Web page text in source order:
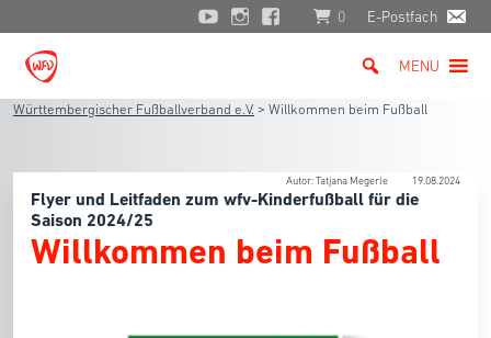
0 E-Postfach
MENU
Württembergischer Fußballverband e.V. > Willkommen beim Fußball
Autor: Tatjana Megerle 19.08.2024
Flyer und Leitfaden zum wfv-Kinderfußball für die
Saison 2024/25
Willkommen beim Fußball